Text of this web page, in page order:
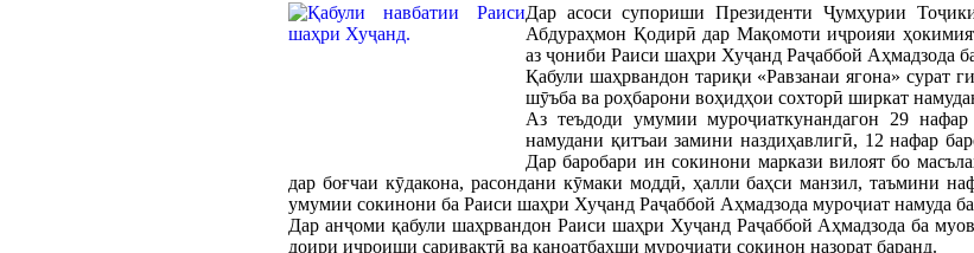
Дар асоси супориши Президенти Ҷумҳурии
Абдураҳмон Қодирӣ дар Мақомоти иҷроияи
аз ҷониби Раиси шаҳри Хуҷанд Раҷаббой Аҳмадзода
Қабули шаҳрвандон тариқи «Равзанаи ягона»
шӯъба ва роҳбарони воҳидҳои сохторӣ ширкат
Аз теъдоди умумии муроҷиаткунандагон 29
намудани қитъаи замини наздиҳавлигӣ, 12 нафар
Дар баробари ин сокинони маркази вилоят бо
дар боғчаи кӯдакона, расондани кӯмаки моддӣ, ҳалли баҳси манзил, таъмини
умумии сокинони ба Раиси шаҳри Хуҷанд Раҷаббой Аҳмадзода муроҷиат намуда
Дар анҷоми қабули шаҳрвандон Раиси шаҳри Хуҷанд Раҷаббой Аҳмадзода ба
доири иҷроиши саривақтӣ ва қаноатбахши муроҷиати сокинон назорат баранд.